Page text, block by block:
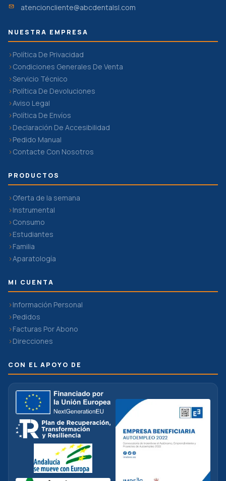
atencioncliente@abcdentalsl.com
NUESTRA EMPRESA
Política De Privacidad
Condiciones Generales De Venta
Servicio Técnico
Política De Devoluciones
Aviso Legal
Política De Envíos
Declaración De Accesibilidad
Pedido Manual
Contacte Con Nosotros
PRODUCTOS
Oferta de la semana
Instrumental
Consumo
Estudiantes
Familia
Aparatología
MI CUENTA
Información Personal
Pedidos
Facturas Por Abono
Direcciones
CON EL APOYO DE